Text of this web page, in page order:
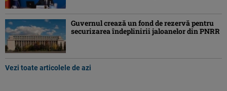
Guvernul crează un fond de rezervă pentru
securizarea îndeplinirii jaloanelor din PNRR
Vezi toate articolele de azi